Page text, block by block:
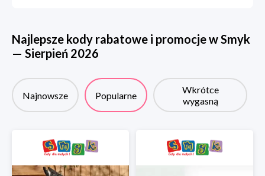
Najlepsze kody rabatowe i promocje wSmyk
— Sierpień 2026
Najnowsze Popularne
Wkrótce
wygasną